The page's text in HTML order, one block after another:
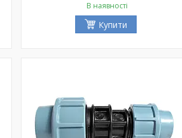
В наявності
Купити